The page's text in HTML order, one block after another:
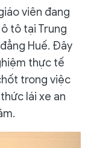
viên đang
tô tại Trung
Huế. Đây
thực tế
trong việc
lái xe an